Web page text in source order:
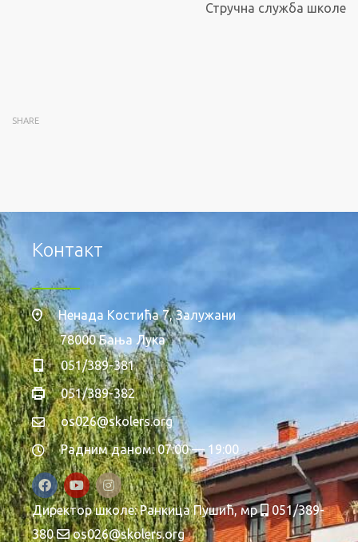
Стручна служба школе
SHARE
Контакт
Ненада Костића 7, Залужани
78000 Бања Лука
051/389-381
051/389-382
os026@skolers.org
Радним даном: 07:00 — 19:00
Директор школе: Ранкица Пушић, мр
051/389-
380
os026@skolers.org